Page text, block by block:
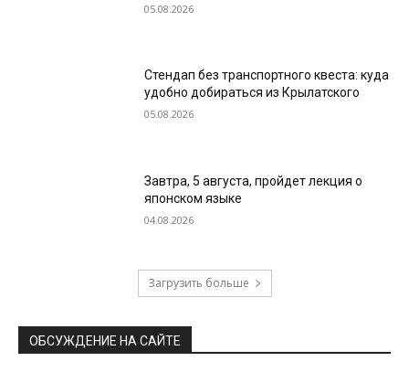
05.08.2026
Стендап без транспортного квеста: куда
удобно добираться из Крылатского
05.08.2026
Завтра, 5 августа, пройдет лекция о
японском языке
04.08.2026
Загрузить больше
ОБСУЖДЕНИЕ НА САЙТЕ